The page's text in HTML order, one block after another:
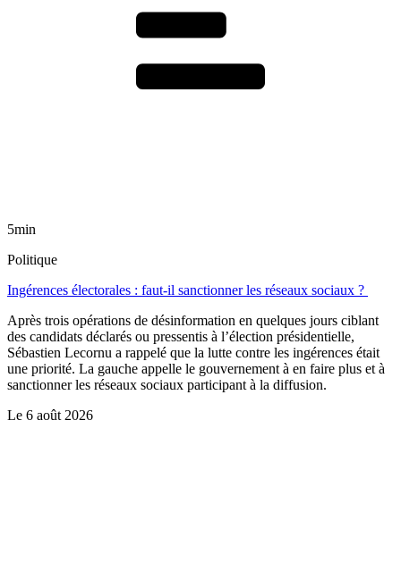
5min
Politique
Ingérences électorales : faut-il sanctionner les réseaux sociaux ?
Après trois opérations de désinformation en quelques jours ciblant
des candidats déclarés ou pressentis à l’élection présidentielle,
Sébastien Lecornu a rappelé que la lutte contre les ingérences était
une priorité. La gauche appelle le gouvernement à en faire plus et à
sanctionner les réseaux sociaux participant à la diffusion.
Le 6 août 2026